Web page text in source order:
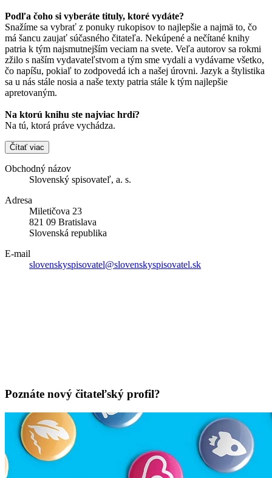
Podľa čoho si vyberáte tituly, ktoré vydáte?
Snažíme sa vybrať z ponuky rukopisov to najlepšie a najmä to, čo
má šancu zaujať súčasného čitateľa. Nekúpené a nečítané knihy
patria k tým najsmutnejším veciam na svete. Veľa autorov sa rokmi
zžilo s naším vydavateľstvom a tým sme vydali a vydávame všetko,
čo napíšu, pokiaľ to zodpovedá ich a našej úrovni. Jazyk a štylistika
sa u nás stále nosia a naše texty patria stále k tým najlepšie
apretovaným.
Na ktorú knihu ste najviac hrdí?
Na tú, ktorá práve vychádza.
Čítať viac
Obchodný názov
Slovenský spisovateľ, a. s.
Adresa
Miletičova 23
821 09 Bratislava
Slovenská republika
E-mail
slovenskyspisovatel@slovenskyspisovatel.sk
Poznáte nový čitateľský profil?